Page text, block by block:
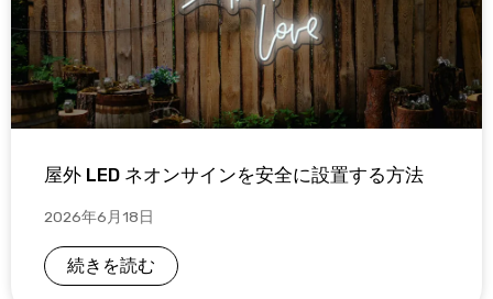
屋外 LED ネオンサインを安全に設置する方法
2026年6月18日
続きを読む